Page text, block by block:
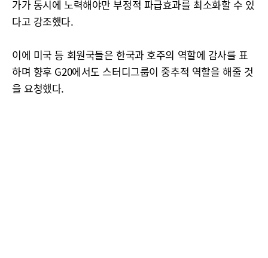
가가 동시에 노력해야만 부정적 파급효과를 최소화할 수 있
다고 강조했다.
이에 미국 등 회원국들은 한국과 호주의 역할에 감사를 표
하며 향후 G20에서도 스터디그룹이 중추적 역할을 해줄 것
을 요청했다.